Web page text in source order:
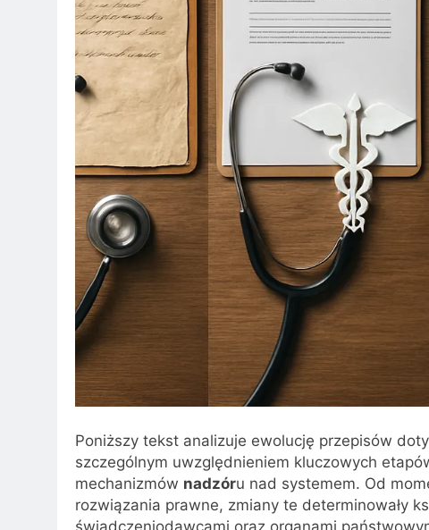
Poniższy tekst analizuje ewolucję przepisów
szczególnym uwzględnieniem kluczowych
mechanizmów nadzóru nad systemem. Od
rozwiązania prawne, zmiany te determinowały
świadczeniodawcami oraz organami